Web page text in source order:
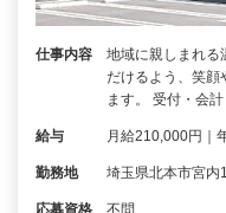
仕事内容
地域に親しまれる
だけるよう、笑顔
ます。 受付・会
給与 月給210,000円｜
勤務地 埼玉県北本市宮内